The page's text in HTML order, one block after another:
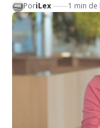
PoriLex 1 min de